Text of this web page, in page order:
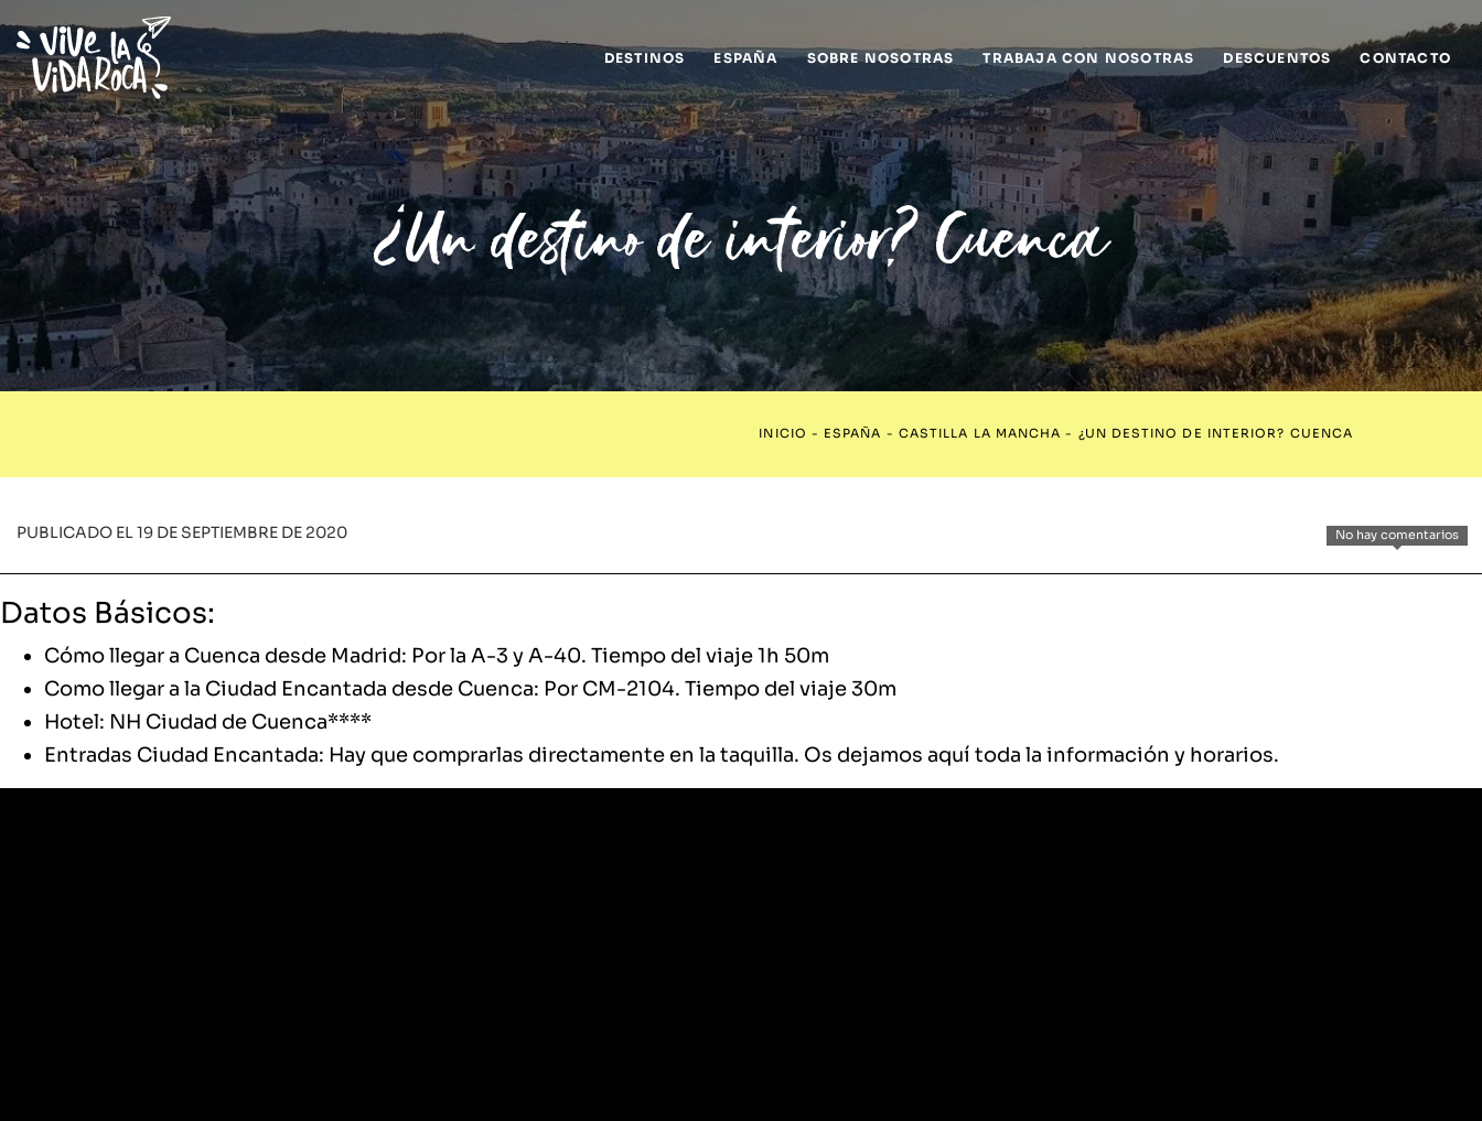
DESTINOS ESPAÑA SOBRE NOSOTRAS TRABAJA CON NOSOTRAS DESCUENTOS CONTACTO
¿Un destino de interior? Cuenca
INICIO - ESPAÑA - CASTILLA LA MANCHA - ¿UN DESTINO DE INTERIOR? CUENCA
No hay comentarios
PUBLICADO EL 19 DE SEPTIEMBRE DE 2020
Datos Básicos:
Cómo llegar a Cuenca desde Madrid: Por la A-3 y A-40. Tiempo del viaje 1h 50m
Como llegar a la Ciudad Encantada desde Cuenca: Por CM-2104. Tiempo del viaje 30m
Hotel: NH Ciudad de Cuenca****
Entradas Ciudad Encantada: Hay que comprarlas directamente en la taquilla. Os dejamos aquí toda la información y horarios.